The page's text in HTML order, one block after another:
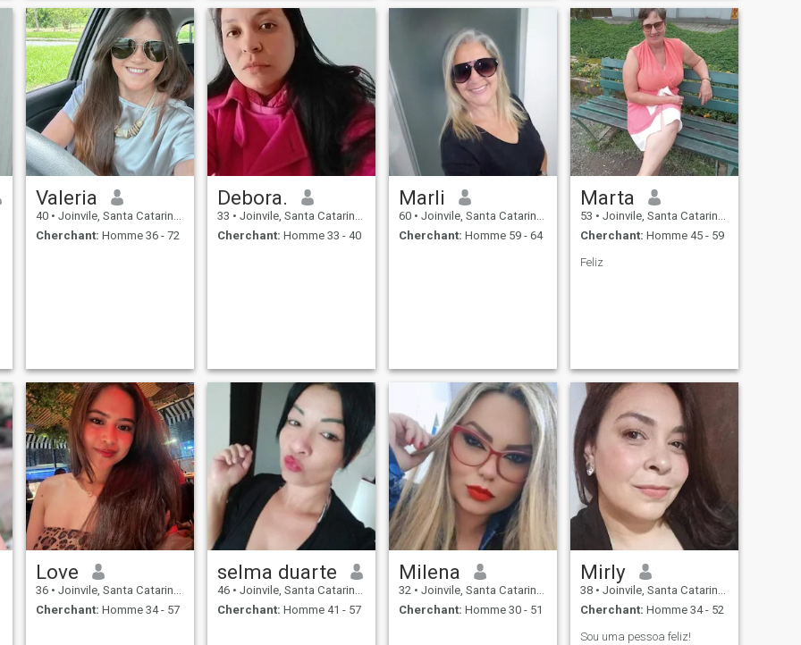
Valeria
40 • Joinvile, Santa Catarina, Brésil
Cherchant: Homme 36 - 72
Debora.
33 • Joinvile, Santa Catarina, Brésil
Cherchant: Homme 33 - 40
Marli
60 • Joinvile, Santa Catarina, Brésil
Cherchant: Homme 59 - 64
Marta
53 • Joinvile, Santa Catarina, Brésil
Cherchant: Homme 45 - 59
Feliz
Love
36 • Joinvile, Santa Catarina, Brésil
Cherchant: Homme 34 - 57
selma duarte
46 • Joinvile, Santa Catarina, Brésil
Cherchant: Homme 41 - 57
Milena
32 • Joinvile, Santa Catarina, Brésil
Cherchant: Homme 30 - 51
Mirly
38 • Joinvile, Santa Catarina, Brésil
Cherchant: Homme 34 - 52
Sou uma pessoa feliz!